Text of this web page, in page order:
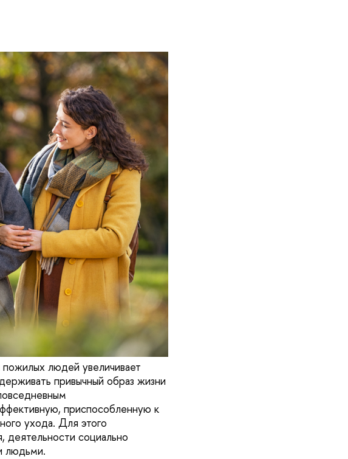
людей увеличивает
привычный образ жизни
приспособленную к
ухода. Для этого
деятельности социально
людьми.